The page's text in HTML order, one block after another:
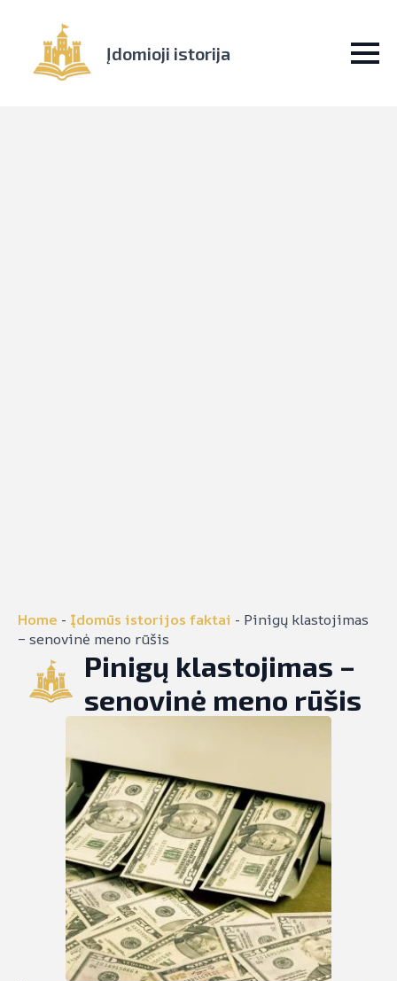
Įdomioji istorija
Home - Įdomūs istorijos faktai - Pinigų klastojimas
– senovinė meno rūšis
Pinigų klastojimas –
senovinė meno rūšis